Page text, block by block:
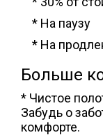
* На паузу
* На
Больше
* Чистое
Забудь о
комфорте.